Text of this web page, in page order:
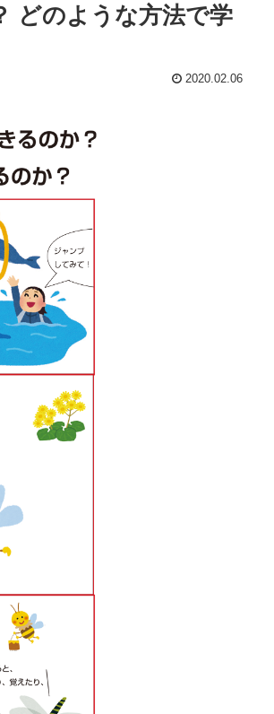
どのような方法で学
2020.02.06